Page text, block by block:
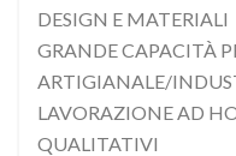
DESIGN E MATERIALI
GRANDE CAPACITÀ
ARTIGIANALE/
LAVORAZIONE AD
QUALITATIVI